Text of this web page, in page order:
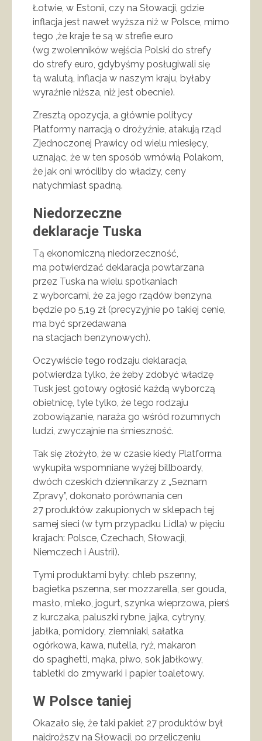
Łotwie, w Estonii, czy na Słowacji, gdzie
inflacja jest nawet wyższa niż w Polsce, mimo
tego ,że kraje te są w strefie euro
(wg zwolenników wejścia Polski do strefy
do strefy euro, gdybyśmy posługiwali się
tą walutą, inflacja w naszym kraju, byłaby
wyraźnie niższa, niż jest obecnie).
Zresztą opozycja, a głównie politycy
Platformy narracją o drożyźnie, atakują rząd
Zjednoczonej Prawicy od wielu miesięcy,
uznając, że w ten sposób wmówią Polakom,
że jak oni wróciliby do władzy, ceny
natychmiast spadną.
Niedorzeczne
deklaracje Tuska
Tą ekonomiczną niedorzeczność,
ma potwierdzać deklaracja powtarzana
przez Tuska na wielu spotkaniach
z wyborcami, że za jego rządów benzyna
będzie po 5,19 zł (precyzyjnie po takiej cenie,
ma być sprzedawana
na stacjach benzynowych).
Oczywiście tego rodzaju deklaracja,
potwierdza tylko, że żeby zdobyć władzę
Tusk jest gotowy ogłosić każdą wyborczą
obietnicę, tyle tylko, że tego rodzaju
zobowiązanie, naraża go wśród rozumnych
ludzi, zwyczajnie na śmieszność.
Tak się złożyło, że w czasie kiedy Platforma
wykupiła wspomniane wyżej billboardy,
dwóch czeskich dziennikarzy z „Seznam
Zpravy”, dokonało porównania cen
27 produktów zakupionych w sklepach tej
samej sieci (w tym przypadku Lidla) w pięciu
krajach: Polsce, Czechach, Słowacji,
Niemczech i Austrii).
Tymi produktami były: chleb pszenny,
bagietka pszenna, ser mozzarella, ser gouda,
masło, mleko, jogurt, szynka wieprzowa, pierś
z kurczaka, paluszki rybne, jajka, cytryny,
jabłka, pomidory, ziemniaki, sałatka
ogórkowa, kawa, nutella, ryż, makaron
do spaghetti, mąka, piwo, sok jabłkowy,
tabletki do zmywarki i papier toaletowy.
W Polsce taniej
Okazało się, że taki pakiet 27 produktów był
najdroższy na Słowacji, po przeliczeniu